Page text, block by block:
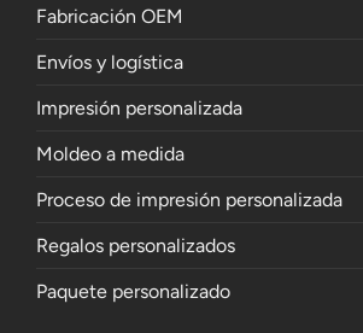
Fabricación OEM
Envíos y logística
Impresión personalizada
Moldeo a medida
Proceso de impresión personalizada
Regalos personalizados
Paquete personalizado